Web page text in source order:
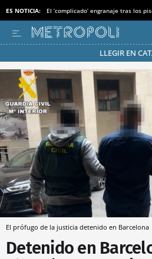
ES NOTICIA: El ‘complicado’ engranaje tras los
LLEGIR EN
Pásate al MODO
El prófugo de la justicia detenido en Barcelona
Detenido en